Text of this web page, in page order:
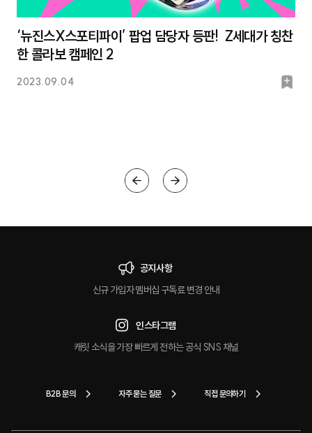
‘뉴진스X스포티파이’ 팝업 담당자 등판! Z세대가 칭찬
한 콜라보 캠페인 2
2023.09.04
북
공지사항
신규 가입자 멤버십 구독료 변경 안내
인스타그램
캐릿 소식을 가장 빠르게 전하는 공식 SNS 채널
B2B 문의 자주 묻는 질문 직접 문의하기